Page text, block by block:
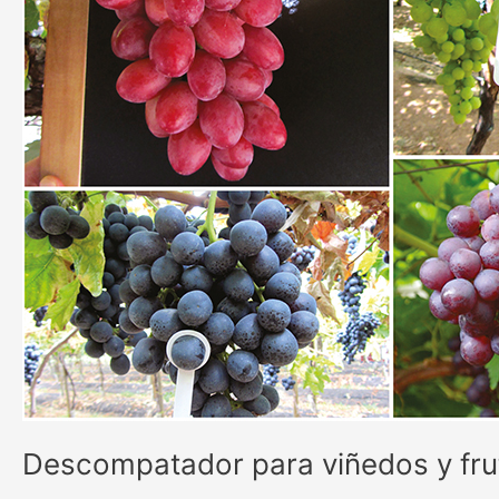
Descompatador para viñedos y